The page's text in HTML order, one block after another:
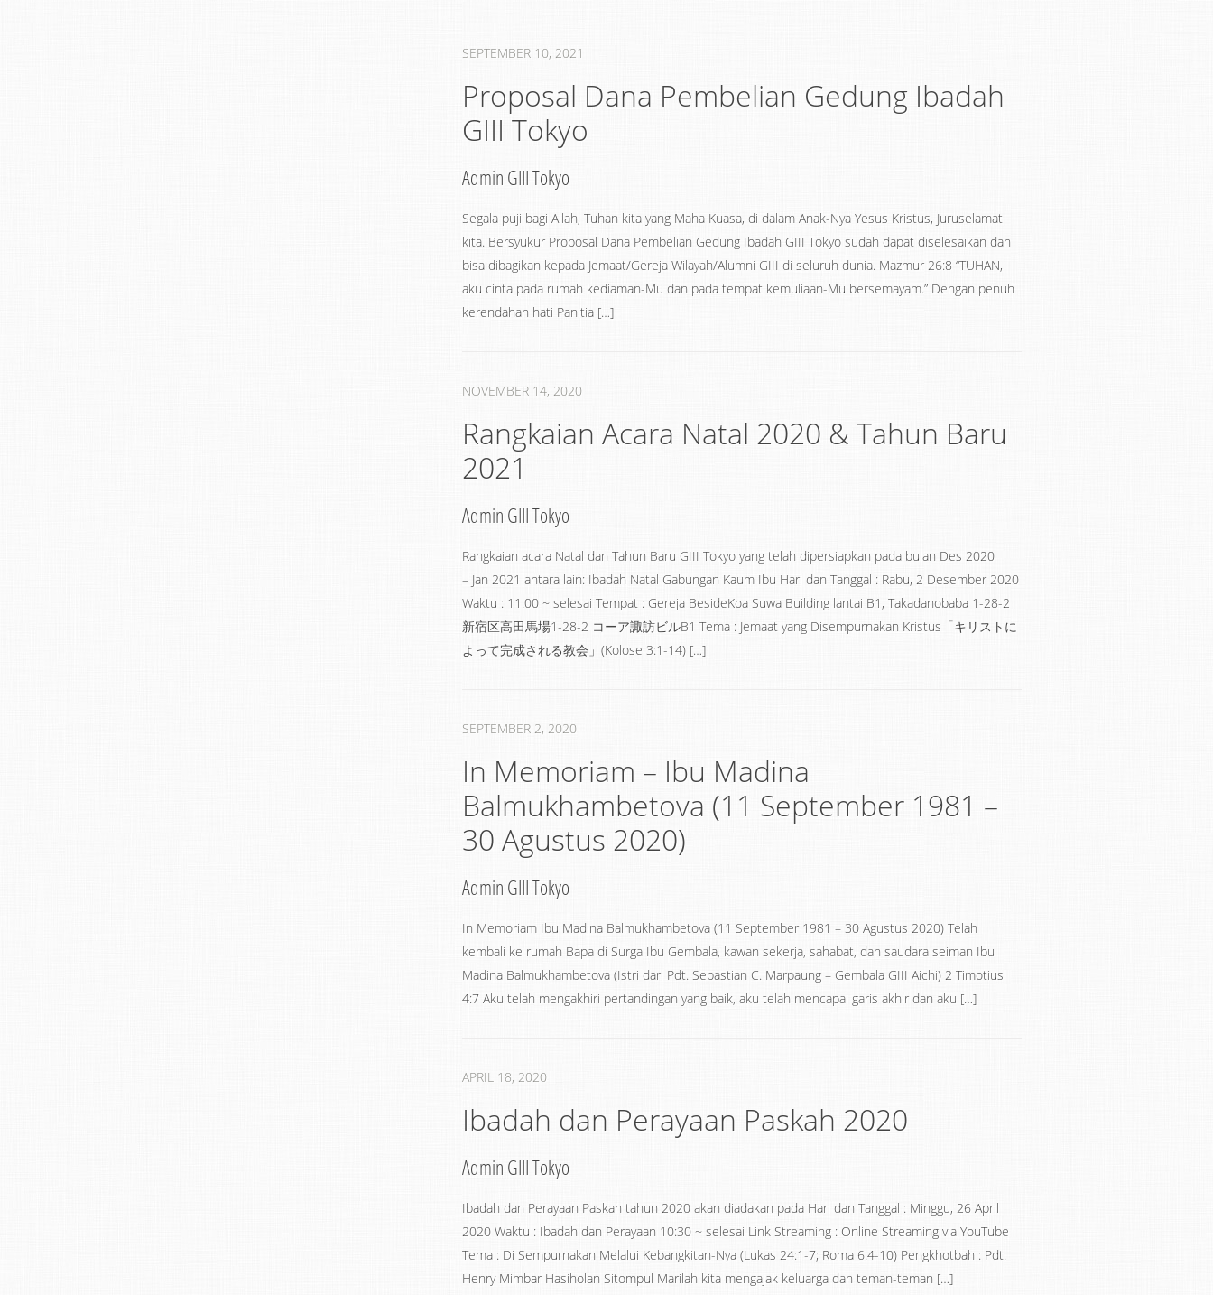
SEPTEMBER 10, 2021
Proposal Dana Pembelian Gedung Ibadah
GIII Tokyo
Admin GIII Tokyo
Segala puji bagi Allah, Tuhan kita yang Maha Kuasa, di dalam Anak-Nya Yesus Kristus, Juruselamat
kita. Bersyukur Proposal Dana Pembelian Gedung Ibadah GIII Tokyo sudah dapat diselesaikan dan
bisa dibagikan kepada Jemaat/Gereja Wilayah/Alumni GIII di seluruh dunia. Mazmur 26:8 “TUHAN,
aku cinta pada rumah kediaman-Mu dan pada tempat kemuliaan-Mu bersemayam.” Dengan penuh
kerendahan hati Panitia […]
NOVEMBER 14, 2020
Rangkaian Acara Natal 2020 & Tahun Baru
2021
Admin GIII Tokyo
Rangkaian acara Natal dan Tahun Baru GIII Tokyo yang telah dipersiapkan pada bulan Des 2020
– Jan 2021 antara lain: Ibadah Natal Gabungan Kaum Ibu Hari dan Tanggal : Rabu, 2 Desember 2020
Waktu : 11:00 ~ selesai Tempat : Gereja BesideKoa Suwa Building lantai B1, Takadanobaba 1-28-2
新宿区高田馬場1-28-2 コーア諏訪ビル​B1 Tema : Jemaat yang Disempurnakan Kristus「キリストに
よって完成される教会」(Kolose 3:1-14) […]
SEPTEMBER 2, 2020
In Memoriam – Ibu Madina
Balmukhambetova (11 September 1981 –
30 Agustus 2020)
Admin GIII Tokyo
In Memoriam Ibu Madina Balmukhambetova (11 September 1981 – 30 Agustus 2020) Telah
kembali ke rumah Bapa di Surga Ibu Gembala, kawan sekerja, sahabat, dan saudara seiman Ibu
Madina Balmukhambetova (Istri dari Pdt. Sebastian C. Marpaung – Gembala GIII Aichi) 2 Timotius
4:7 Aku telah mengakhiri pertandingan yang baik, aku telah mencapai garis akhir dan aku […]
APRIL 18, 2020
Ibadah dan Perayaan Paskah 2020
Admin GIII Tokyo
Ibadah dan Perayaan Paskah tahun 2020 akan diadakan pada Hari dan Tanggal : Minggu, 26 April
2020 Waktu : Ibadah dan Perayaan 10:30 ~ selesai Link Streaming : Online Streaming via YouTube
Tema : Di Sempurnakan Melalui Kebangkitan-Nya (Lukas 24:1-7; Roma 6:4-10) Pengkhotbah : Pdt.
Henry Mimbar Hasiholan Sitompul Marilah kita mengajak keluarga dan teman-teman […]